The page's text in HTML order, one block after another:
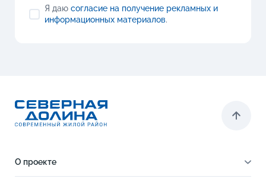
Я даю согласие на получение рекламных и
информационных материалов.
О проекте